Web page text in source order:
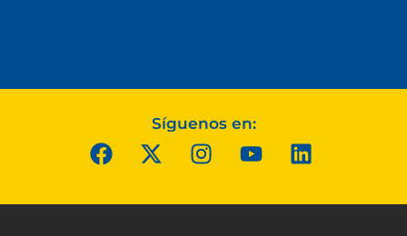
Síguenos en: